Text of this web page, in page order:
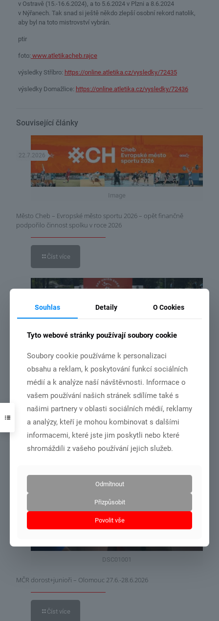
v Ostravě (15.-16.6.2024), a to 5.6.2024 v Plzni a 8.6.2024
v Nýřanech. Tak snad si ještě někdo zlepší osobní rekord natolik,
aby byl na toto mistrovství vybrán.
ptir
foto: www.atletikacheb.rajce
výsledky Stříbro: https://online.atletika.cz/vysledky/72435
výsledky Domažlice: https://online.atletika.cz/vysledky/72436
Související články
Image
22.7.2026
Město Cheb – Evropské město sportu 2026 – opět finančně
podpořilo činnost spolku v roce 2026
Číst více
NSA vydala rozhodnutí o poskytnutí dotace ze státního rozpočtu
České republiky pro náš klub
Číst více
DSC01001
MČR dorost+junioři – Olomouc 27.6.-28.6.2026
Číst více
Souhlas Detaily O Cookies
Tyto webové stránky používají soubory cookie
Soubory cookie používáme k personalizaci
obsahu a reklam, k poskytování funkcí sociálních
médií a k analýze naší návštěvnosti. Informace o
vašem používání našich stránek sdílíme také s
našimi partnery v oblasti sociálních médií, reklamy
a analýzy, kteří je mohou kombinovat s dalšími
informacemi, které jste jim poskytli nebo které
shromáždili z vašeho používání jejich služeb.
Odmítnout
Přizpůsobit
Povolit vše